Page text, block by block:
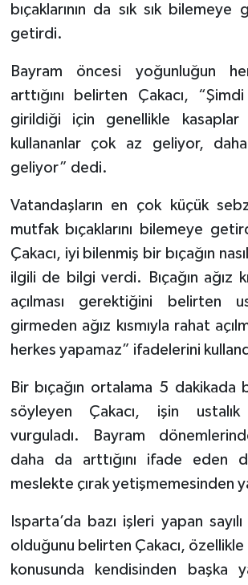
bıçaklarının da sık sık
getirdi.
Bayram öncesi yoğunluğun
arttığını belirten Çakacı,
girildiği için genellikle
kullananlar çok az geliyor,
geliyor” dedi.
Vatandaşların en çok küçük
mutfak bıçaklarını bilemeye
Çakacı, iyi bilenmiş bir bıçağın
ilgili de bilgi verdi. Bıçağın ağız
açılması gerektiğini belirten
girmeden ağız kısmıyla rahat
herkes yapamaz” ifadelerini
Bir bıçağın ortalama 5 dakikada
söyleyen Çakacı, işin ustalık
vurguladı. Bayram
daha da arttığını ifade eden
meslekte çırak yetişmemesinden
Isparta’da bazı işleri yapan
olduğunu belirten Çakacı,
konusunda kendisinden başka
Yerel
Künye